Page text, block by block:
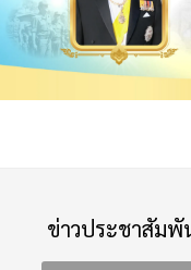
ข่าวประชาสัมพั